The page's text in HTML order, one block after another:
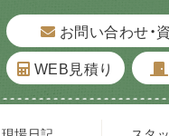
お問い合わせ・
WEB見積り